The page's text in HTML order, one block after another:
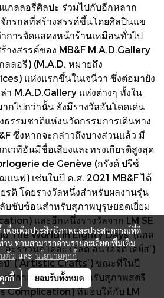
แกลลอรีศิลปะ ร่วมไปกับอีกหลาก
กรกลที่สร้างสรรค์ขึ้นโดยศิลปินแข
การจัดแสดงหน้าร้านเหมือนทั่วไป
างสรรค์ของ MB&F M.A.D.Gallery
ลอรี) (M.A.D. หมายถึง
แห่งแรกขึ้นในเจนีวา ซึ่งต่อมายัง
า M.A.D.Gallery แห่งต่างๆ ทั้งใน
ากไปกว่านั้น ยังมีรางวัลอันโดดเด่น
ธรรมชาติแห่งนวัตกรรมการเดินทาง
ซึ่งหากจะกล่าวถึงบางส่วนแล้ว มี
เวทีอันมีชื่อเสียงและทรงเกียรติสูงสุด
de Genève (กรังด์ ปรีซ์
ฌแนฟ) เช่นในปี ค.ศ. 2021 MB&F ได้
รติ โดยรางวัลหนึ่งสำหรับผลงานรุ่น
บซับซ้อนสำหรับสุภาพบุรุษยอดเยี่ยม
และอีกหนึ่งรางวัลจาก LM SE
The World in Eighty Days’ (แอล
อะราวนด์ เดอะ เวิลด์ อิน เอจตี้ เดย์ส’)
ป์’ (‘Artistic Crafts’) ขณะที่ในปี
าฬิกาสลับซับซ้อนสำหรับสุภาพสตรี
Complication) ที่มอบให้กับ LM
เพื่อเพิ่มประสิทธิภาพและประสบการณ์ที่ดี
าน ท่านสามารถอ่านรายละเอียดเพิ่มเติม
ตัวและนโยบายคุกกี้
กกี้ ยอมรับทั้งหมด